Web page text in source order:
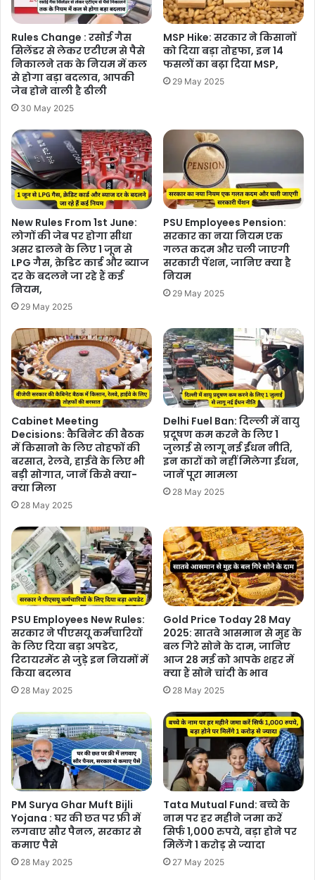
Rules Change : रसोई गैस
सिलेंडर से लेकर एटीएम से पैसे
निकालने तक के नियम में कल
से होगा बड़ा बदलाव, आपकी
जेब होने वाली है ढीली
30 May 2025
MSP Hike: सरकार ने किसानों
को दिया बड़ा तोहफा, इन 14
फसलों का बढ़ा दिया MSP,
29 May 2025
New Rules From 1st June:
लोगों की जेब पर होगा सीधा
असर डालने के लिए 1 जून से
LPG गैस, क्रेड‍िट कार्ड और ब्‍याज
दर के बदलने जा रहे हैं कई
नियम,
29 May 2025
PSU Employees Pension:
सरकार का नया नियम एक
गलत कदम और चली जाएगी
सरकारी पेंशन, जानिए क्या है
नियम
29 May 2025
Cabinet Meeting
Decisions: कैबिनेट की बैठक
में किसानो के लिए तोहफों की
बरसात, रेलवे, हाईवे के लिए भी
बड़ी सोगात, जानें किसे क्या-
क्या मिला
28 May 2025
Delhi Fuel Ban: दिल्ली में वायु
प्रदूषण कम करने के लिए 1
जुलाई से लागू नई ईंधन नीति,
इन कारों को नहीं मिलेगा ईंधन,
जानें पूरा मामला
28 May 2025
PSU Employees New Rules:
सरकार ने पीएसयू कर्मचारियों
के लिए दिया बड़ा अपडेट,
रिटायरमेंट से जुड़े इन नियमों में
किया बदलाव
28 May 2025
Gold Price Today 28 May
2025: सातवे आसमान से मुह के
बल गिरे सोने के दाम, जानिए
आज 28 मई को आपके शहर में
क्या हैं सोने चांदी के भाव
28 May 2025
PM Surya Ghar Muft Bijli
Yojana : घर की छत पर फ्री में
लगवाए सौर पैनल, सरकार से
कमाए पैसे
28 May 2025
Tata Mutual Fund: बच्चे के
नाम पर हर महीने जमा करें
सिर्फ 1,000 रुपये, बड़ा होने पर
मिलेंगे 1 करोड़ से ज्यादा
27 May 2025